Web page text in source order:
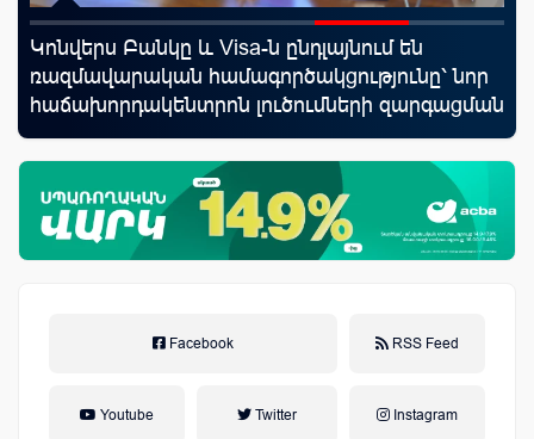
Կոնվերս Բանկը և Visa-ն ընդլայնում են
ռազմավարական համագործակցությունը՝ նոր
հաճախորդակենտրոն լուծումների զարգացման
նպատակով
Facebook RSS Feed
Youtube Twitter Instagram